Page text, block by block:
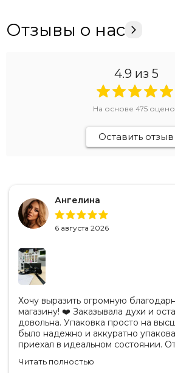
Отзывы о нас
4.9 из 5
На основе 475
Оставить отзыв
Ангелина
6 августа 2026
Хочу выразить огромную
магазину! ❤️ Заказывала духи и осталась очень
довольна. Упаковка просто на
было надежно и аккуратно
приехал в идеальном состоянии. Отдельно хочется
оригинальная. Аромат полностью
Читать полностью